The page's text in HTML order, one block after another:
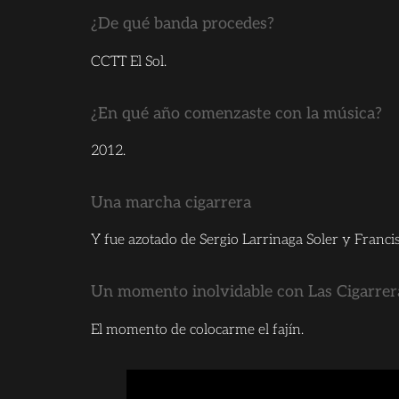
¿De qué banda procedes?
CCTT El Sol.
¿En qué año comenzaste con la música?
2012.
Una marcha cigarrera
Y fue azotado de Sergio Larrinaga Soler y
Un momento inolvidable con Las
El momento de colocarme el fajín.